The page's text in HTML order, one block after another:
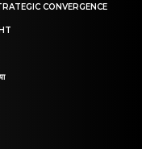
CONVERGENCE